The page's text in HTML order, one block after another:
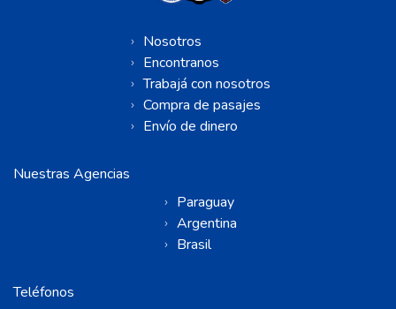
Nosotros
Encontranos
Trabajá con nosotros
Compra de pasajes
Envío de dinero
Nuestras Agencias
Paraguay
Argentina
Brasil
Teléfonos